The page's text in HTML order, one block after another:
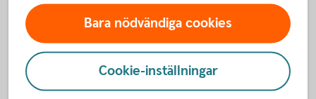
Inställningar för cookies
Bara nödvändiga cookies
Cookie-inställningar